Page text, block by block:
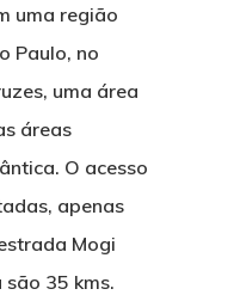
uma região
Paulo, no
uma área
áreas
O acesso
apenas
Mogi
35 kms.